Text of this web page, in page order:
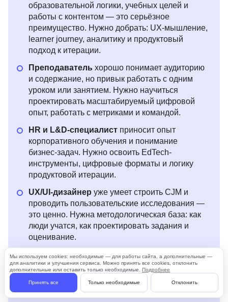
образовательной логики, учебных целей и
работы с контентом — это серьёзное
преимущество. Нужно добрать: UX-мышление,
learner journey, аналитику и продуктовый
подход к итерации.
Преподаватель хорошо понимает аудиторию
и содержание, но привык работать с одним
уроком или занятием. Нужно научиться
проектировать масштабируемый цифровой
опыт, работать с метриками и командой.
HR и L&D-специалист приносит опыт
корпоративного обучения и понимание
бизнес-задач. Нужно освоить EdTech-
инструменты, цифровые форматы и логику
продуктовой итерации.
UX/UI-дизайнер уже умеет строить CJM и
проводить пользовательские исследования —
это ценно. Нужна методологическая база: как
люди учатся, как проектировать задания и
оценивание.
Продюсер онлайн-курсовпонимает
процессы производства и команду. Нужно
углубиться в методологию и аналитику
образовательного опыта.
Мы используем cookies: необходимые — для работы сайта, а дополнительные —
для аналитики и улучшения сервиса. Можно принять все cookies, отклонить
дополнительные или оставить только необходимые. Подробнее
Принять все Только необходимые Отклонить